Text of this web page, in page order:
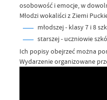
osobowość i emocje, w
Młodzi wokaliści z Ziemi
młodszej - klasy 7 i 8
starszej - uczniowie
Ich popisy obejrzeć można
Wydarzenie organizowane